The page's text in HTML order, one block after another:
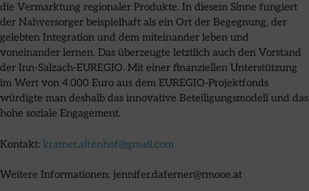
die Vermarktung regionaler Produkte. In diesem Sinne fungiert
der Nahversorger beispielhaft als ein Ort der Begegnung, der
gelebten Integration und dem miteinander leben und
voneinander lernen. Das überzeugte letztlich auch den Vorstand
der Inn-Salzach-EUREGIO. Mit einer finanziellen Unterstützung
im Wert von 4.000 Euro aus dem EUREGIO-Projektfonds
würdigte man deshalb das innovative Beteiligungsmodell und das
hohe soziale Engagement.
Kontakt: kramer.altenhof@gmail.com
Weitere Informationen: jennifer.daferner@rmooe.at